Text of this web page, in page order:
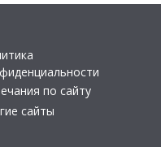
по сайту
сайты